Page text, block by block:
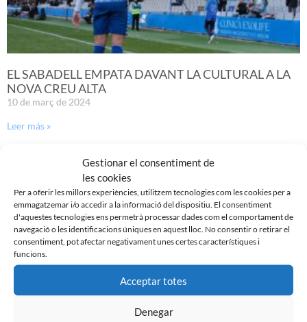
Gestionar el consentiment de
les cookies
Per a oferir les millors experiències, utilitzem tecnologies com les cookies per a
emmagatzemar i/o accedir a la informació del dispositiu. El consentiment
d'aquestes tecnologies ens permetrà processar dades com el comportament de
navegació o les identificacions úniques en aquest lloc. No consentir o retirar el
consentiment, pot afectar negativament unes certes característiques i
funcions.
Acceptar totes
Denegar
EL SABADELL EMPATA DAVANT LA CULTURAL A LA
NOVA CREU ALTA
10 de març de 2024
Leer más »